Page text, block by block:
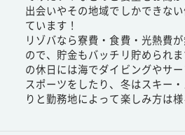
出会いやその地域でしかできな
ています！
リゾバなら寮費・食費・光熱費
ので、貯金もバッチリ貯められ
の休日には海でダイビングやサ
スポーツをしたり、冬はスキー
りと勤務地によって楽しみ方は様